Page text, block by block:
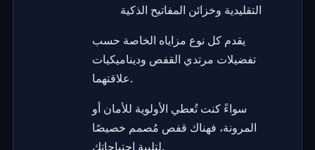
التقليدية وخزائن المفاتيح الذكية
يقدم كل نوع مزاياه الخاصة حسب
تفضيلات مرتدي القفص وديناميكيات
علاقتهما.
سواءً كنت تُعطي الأولوية للأمان أو
المرونة، فهناك قفص مُصمم خصيصًا
لتلبية احتياجاتك.